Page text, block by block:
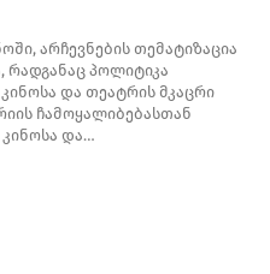
არჩევნების თემატიზაცია
პოლიტიკა
და თეატრის მკაცრი
ჩამოყალიბებასთან
და…